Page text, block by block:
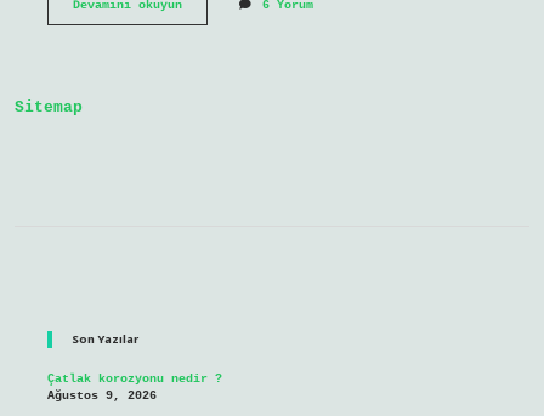
Devamını okuyunHodbin
6 Yorum
Sitemap
Son Yazılar
Çatlak korozyonu nedir ?
Ağustos 9, 2026